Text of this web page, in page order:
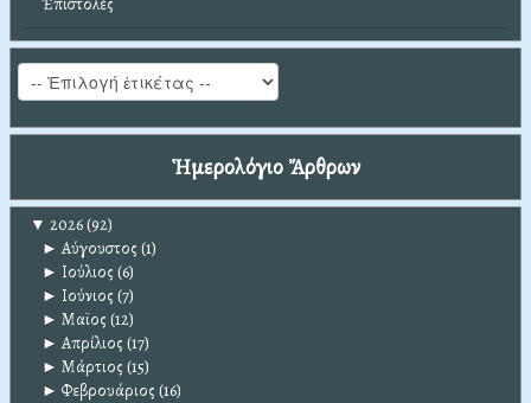
Ἡμερολόγιο Ἄρθρων
▼ 2026(92)
► Αύγουστος (1)
► Ιούλιος (6)
► Ιούνιος (7)
► Μαϊος (12)
► Απρίλιος (17)
► Μάρτιος (15)
► Φεβρουάριος (16)